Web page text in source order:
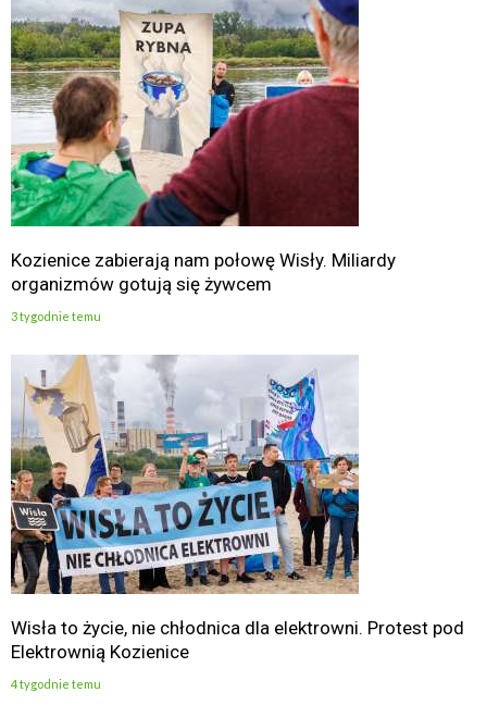
Kozienice zabierają nam połowę Wisły. Miliardy
organizmów gotują się żywcem
3 tygodnie temu
Wisła to życie, nie chłodnica dla elektrowni. Protest pod
Elektrownią Kozienice
4 tygodnie temu